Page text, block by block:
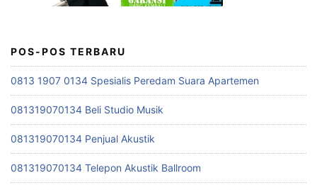
POS-POS TERBARU
0813 1907 0134 Spesialis Peredam Suara Apartemen
081319070134 Beli Studio Musik
081319070134 Penjual Akustik
081319070134 Telepon Akustik Ballroom